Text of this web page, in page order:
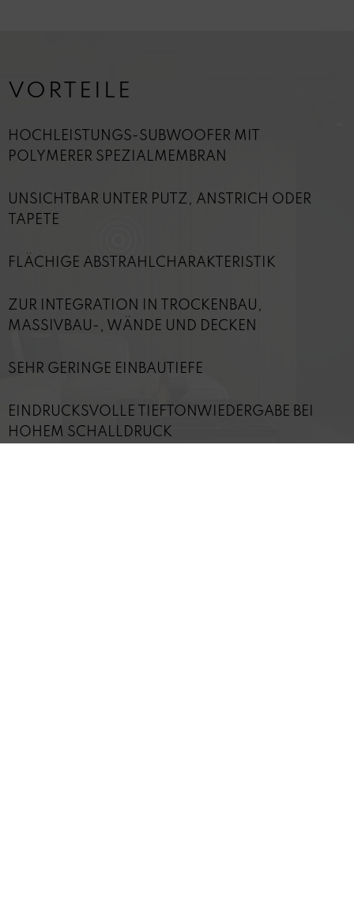
VORTEILE
HOCHLEISTUNGS-SUBWOOFER MIT
POLYMERER SPEZIALMEMBRAN
UNSICHTBAR UNTER PUTZ, ANSTRICH ODER
TAPETE
FLÄCHIGE ABSTRAHLCHARAKTERISTIK
ZUR INTEGRATION IN TROCKENBAU,
MASSIVBAU-, WÄNDE UND DECKEN
SEHR GERINGE EINBAUTIEFE
EINDRUCKSVOLLE TIEFTONWIEDERGABE BEI
HOHEM SCHALLDRUCK